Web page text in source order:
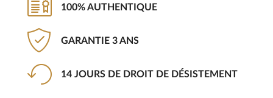
100% AUTHENTIQUE
GARANTIE 3 ANS
14 JOURS DE DROIT DE DÉSISTEMENT